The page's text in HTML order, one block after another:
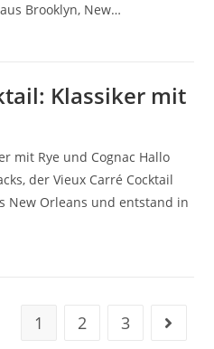
Brooklyn, New…
Klassiker mit
mit Rye und Cognac Hallo
der Vieux Carré Cocktail
New Orleans und entstand in
1 2 3